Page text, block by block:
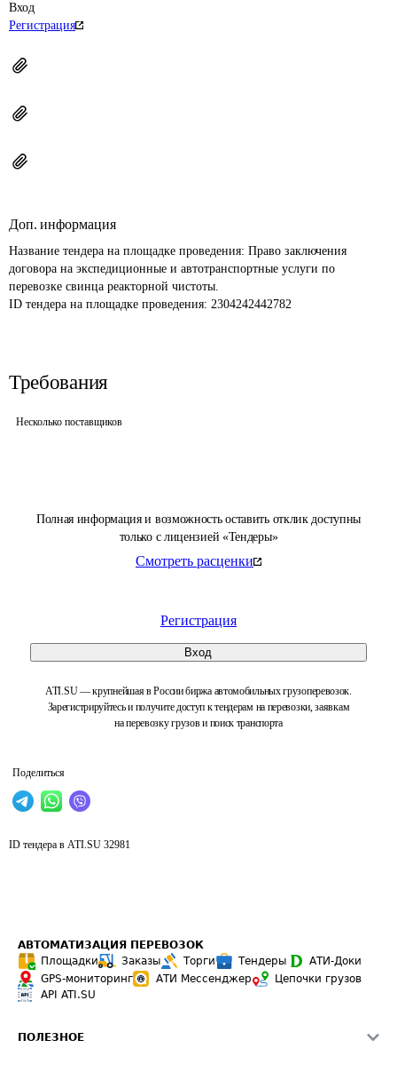
Полная информация и возможность оставить отклик доступны
только с лицензией «Тендеры»
Смотреть расценки
Регистрация
Вход
ATI.SU — крупнейшая в России биржа автомобильных грузоперевозок.
Зарегистрируйтесь и получите доступ к тендерам на перевозки, заявкам
на перевозку грузов и поиск транспорта
Поделиться
Вход
Регистрация
Доп. информация
Название тендера на площадке проведения: Право заключения
договора на экспедиционные и автотранспортные услуги по
перевозке свинца реакторной чистоты.
ID тендера на площадке проведения: 2304242442782
Требования
Несколько поставщиков
ID тендера в ATI.SU 32981
АВТОМАТИЗАЦИЯ ПЕРЕВОЗОК
Площадки
Заказы Торги Тендеры
АТИ-Доки
GPS-мониторинг
АТИ Мессенджер
Цепочки грузов
API ATI.SU
ПОЛЕЗНОЕ